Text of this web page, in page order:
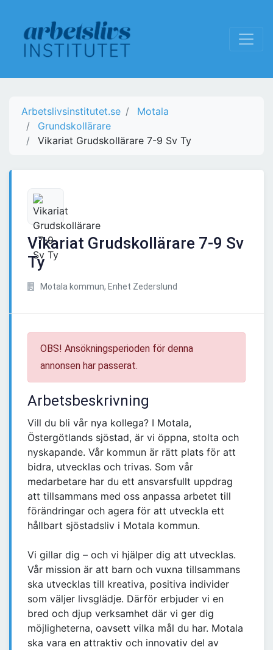
Arbetslivsinstitutet.se
Motala
Grundskollärare
Vikariat Grudskollärare 7-9 Sv Ty
Vikariat Grudskollärare 7-9 Sv
Ty
Motala kommun, Enhet Zederslund
OBS! Ansökningsperioden för denna
annonsen har passerat.
Arbetsbeskrivning
Vill du bli vår nya kollega? I Motala,
Östergötlands sjöstad, är vi öppna, stolta och
nyskapande. Vår kommun är rätt plats för att
bidra, utvecklas och trivas. Som vår
medarbetare har du ett ansvarsfullt uppdrag
att tillsammans med oss anpassa arbetet till
förändringar och agera för att utveckla ett
hållbart sjöstadsliv i Motala kommun.
Vi gillar dig – och vi hjälper dig att utvecklas.
Vår mission är att barn och vuxna tillsammans
ska utvecklas till kreativa, positiva individer
som väljer livsglädje. Därför erbjuder vi en
bred och djup verksamhet där vi ger dig
möjligheterna, oavsett vilka mål du har. Motala
ska vara en attraktiv och innovativ del av